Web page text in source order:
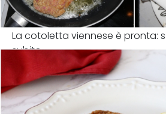
La cotoletta viennese è pronta:
subito.